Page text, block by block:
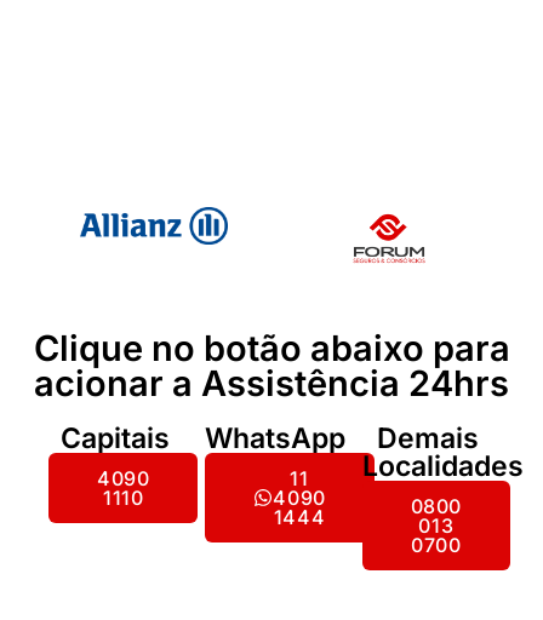
Clique no botão abaixo para
acionar a Assistência 24hrs
Capitais
4090
1110
WhatsApp
11
4090
1444
Demais
Localidades
0800
013
0700